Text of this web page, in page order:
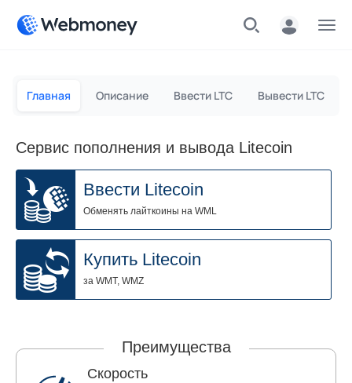
Главная Описание Ввести LTC Вывести LTC
Сервис пополнения и вывода Litecoin
Ввести Litecoin
Обменять лайткоины на WML
Купить Litecoin
за WMT, WMZ
Преимущества
Скорость